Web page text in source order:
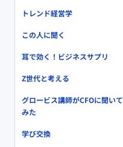
トレンド経営学
この人に聞く
耳で効く！ビジネスサプリ
Z世代と考える
グロービス講師がCFOに聞いて
みた
学び交換